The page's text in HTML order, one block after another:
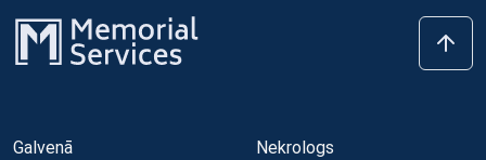
Galvenā
Nekrologs